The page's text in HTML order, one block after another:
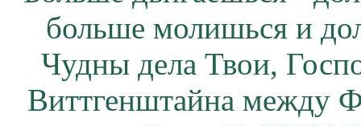
больше молишься и
Чудны дела Твои,
Виттгенштайна между